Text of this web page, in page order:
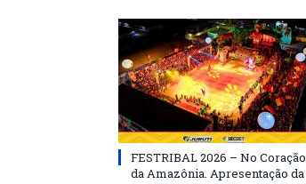
FESTRIBAL 2026 – No Coração
da Amazônia. Apresentação da